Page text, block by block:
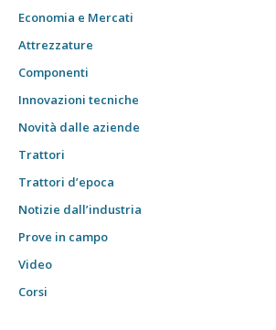
Economia e Mercati
Attrezzature
Componenti
Innovazioni tecniche
Novità dalle aziende
Trattori
Trattori d’epoca
Notizie dall’industria
Prove in campo
Video
Corsi